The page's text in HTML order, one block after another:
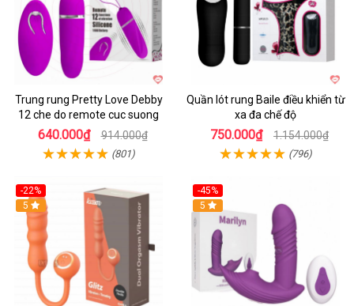
Trung rung Pretty Love Debby
12 che do remote cuc suong
640.000₫ 914.000₫
(801)
Quần lót rung Baile điều khiển từ
xa đa chế độ
750.000₫ 1.154.000₫
(796)
-22%
Hot
5
-45%
Hot
5